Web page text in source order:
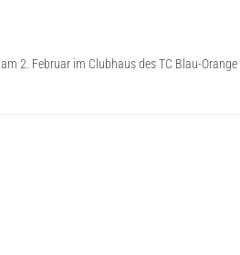
2. Februar im Clubhaus des TC Blau-